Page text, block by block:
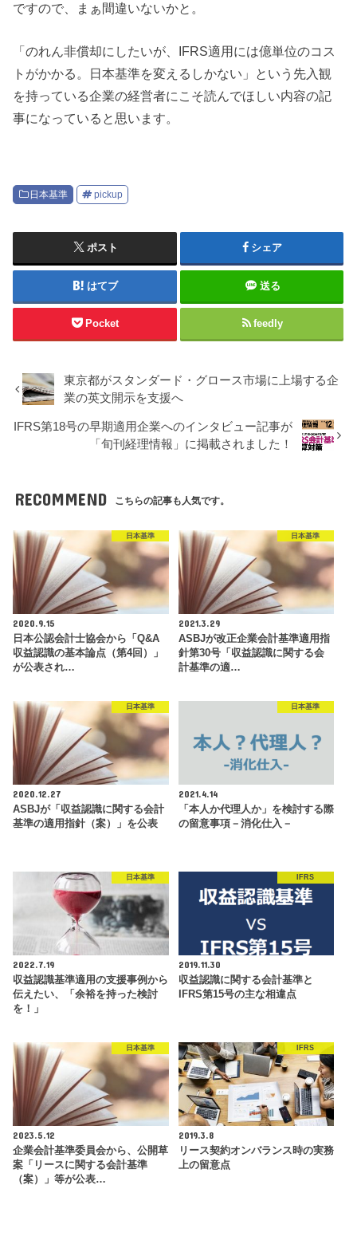
ですので、まぁ間違いないかと。
「のれん非償却にしたいが、IFRS適用には億単位のコス
トがかかる。日本基準を変えるしかない」という先入観
を持っている企業の経営者にこそ読んでほしい内容の記
事になっていると思います。
日本基準 pickup
ポスト シェア
はてブ 送る
Pocket feedly
東京都がスタンダード・グロース市場に上場する企
業の英文開示を支援へ
IFRS第18号の早期適用企業へのインタビュー記事が
「旬刊経理情報」に掲載されました！
RECOMMEND こちらの記事も人気です。
日本基準
2020.9.15
日本公認会計士協会から「Q&A
収益認識の基本論点（第4回）」
が公表され…
日本基準
2021.3.29
ASBJが改正企業会計基準適用指
針第30号「収益認識に関する会
計基準の適…
日本基準
2020.12.27
ASBJが「収益認識に関する会計
基準の適用指針（案）」を公表
日本基準
2021.4.14
「本人か代理人か」を検討する際
の留意事項－消化仕入－
日本基準
2022.7.19
収益認識基準適用の支援事例から
伝えたい、「余裕を持った検討
を！」
IFRS
2019.11.30
収益認識に関する会計基準と
IFRS第15号の主な相違点
日本基準
2023.5.12
企業会計基準委員会から、公開草
案「リースに関する会計基準
（案）」等が公表…
IFRS
2019.3.8
リース契約オンバランス時の実務
上の留意点